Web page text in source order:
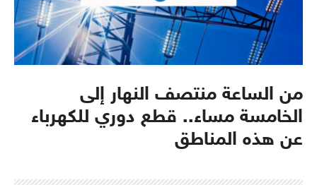
من الساعة منتصف النهار إلى
الخامسة مساء.. قطع دوري للكهرباء
عن هذه المناطق